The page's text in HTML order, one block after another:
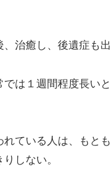
治癒し、後遺症も出
は１週間程度長い
ている人は、もと
しない。